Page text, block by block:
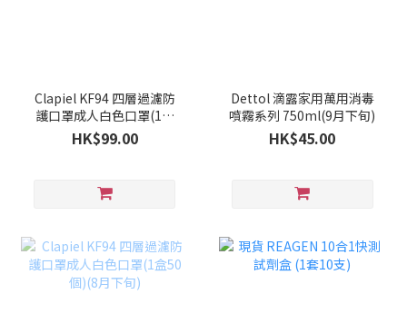
Clapiel KF94 四層過濾防
護口罩成人白色口罩(1盒
50個)(9月上旬)
HK$99.00
Dettol 滴露家用萬用消毒
噴霧系列 750ml(9月下旬)
HK$45.00